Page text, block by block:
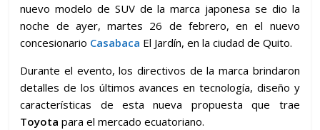
nuevo modelo de SUV de la marca japonesa se dio la
noche de ayer, martes 26 de febrero, en el nuevo
concesionario Casabaca El Jardín, en la ciudad de Quito.
Durante el evento, los directivos de la marca brindaron
detalles de los últimos avances en tecnología, diseño y
características de esta nueva propuesta que trae
Toyotapara el mercado ecuatoriano.